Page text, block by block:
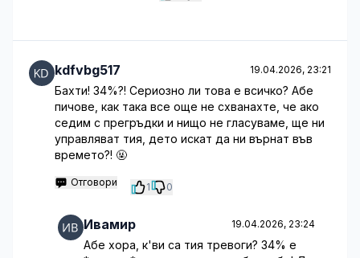
kdfvbg517 19.04.2026, 23:21
Бахти! 34%?! Сериозно ли това е всичко? Абе
пичове, как така все още не схванахте, че ако
седим с прегръдки и нищо не гласуваме, ще ни
управляват тия, дето искат да ни върнат във
времето?! 🤬
Отговори 1 0
Ивамир 19.04.2026, 23:24
Абе хора, к'ви са тия тревоги? 34% е